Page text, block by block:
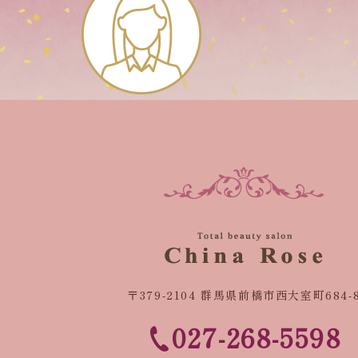
〒379-2104 群馬県前橋市西大室町684-
027-268-5598